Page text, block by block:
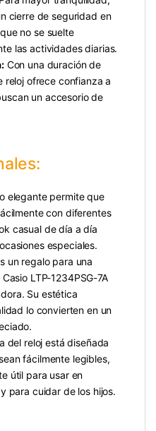
cierre de seguridad en
no se suelte
las actividades diarias.
Con una duración de
reloj ofrece confianza a
un accesorio de
elegante permite que
con diferentes
casual de día a día
especiales.
un regalo para una
LTP-1234PSG-7A
Su estética
lo convierten en un
del reloj está diseñada
fácilmente legibles,
útil para usar en
para cuidar de los hijos.